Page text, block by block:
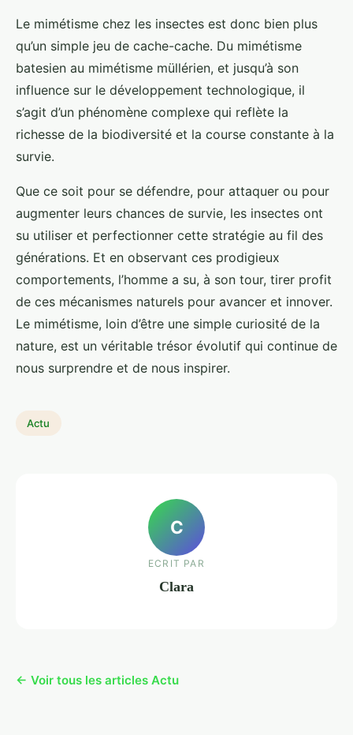
Le mimétisme chez les insectes est donc bien plus
qu’un simple jeu de cache-cache. Du mimétisme
batesien au mimétisme müllérien, et jusqu’à son
influence sur le développement technologique, il
s’agit d’un phénomène complexe qui reflète la
richesse de la biodiversité et la course constante à la
survie.
Que ce soit pour se défendre, pour attaquer ou pour
augmenter leurs chances de survie, les insectes ont
su utiliser et perfectionner cette stratégie au fil des
générations. Et en observant ces prodigieux
comportements, l’homme a su, à son tour, tirer profit
de ces mécanismes naturels pour avancer et innover.
Le mimétisme, loin d’être une simple curiosité de la
nature, est un véritable trésor évolutif qui continue de
nous surprendre et de nous inspirer.
Actu
C
ECRIT PAR
Clara
← Voir tous les articles Actu